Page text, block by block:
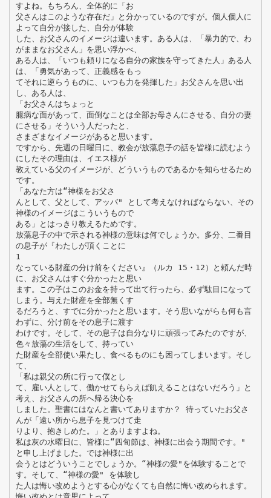
すよね。もちろん、全体的に「お
父さんはこのような存在だ」と分かっているのですが。個人個人に
よって自分が接した、自分が体験
した、お父さんのイメージは違います。ある人は、「暴力的で、わ
がままなお父さん」を思い浮かべ、
ある人は、「いつも頼りになる自分の家族を守ってきた人」ある人
は、「勇気があって、正義感をもっ
てそれに逆らうものに、いつも力を発揮した」お父さんを思い出
し、ある人は、
「お父さんはちょっと
臆病な面があって、面倒なことは全部お母さんにさせる、自分の妻
にさせる」そういう人だったと、
さまざまなイメージがあると思います。
ですから、先週の日曜日に、教会が放蕩息子の話を皆様に読むよう
にしたその理由は、イエス様が
教えている父のイメージが、どういうものであるかを知らせるため
です。
「あなた方は“神様をお父さ
んとして、父として、アッバ" として考えなければならない、その
神様のイメージはこういうもので
ある」とはっきり教えるためです。
放蕩息子の中で示される神様の意味は何でしょうか。多分、二番目
の息子が『わたしが頂くことに
1
なっている財産の分け前をください』（ルカ 15・12）と頼んだ時
に、お父さんはすぐ分かったと思い
ます。この子はこのお金を持って出て行ったら、必ず駄目になって
しまう。与えた財産を全部無くす
るだろうと、すでに分かったと思います。そう思いながらも何も言
わずに、分け前をその息子に渡す
わけです。そして、その息子は自分なりに頑張ってみたのですが、
色々放蕩の生活をして、持ってい
た財産を全部使い果たし、食べるものにも困ってしまいます。そし
て、
「私は親父の所に行って僕とし
て、雇い人として、働かせてもらえば飢えることはないだろう」と
考え、お父さんの所へ帰る決心を
しました。聖書にはなんと書いてありますか？ 待っていたお父さ
んが「遠い所から息子を見つけて走
りより、抱きしめた。」とありますよね。
私は灰の水曜日に、皆様に“四旬節は、神様に出会う期間です。"
と申し上げました。では神様に出
会うとはどういうことでしょうか。“神様の愛"を体験することで
す。そして、“神様の愛" を体験し
た人は悔い改めようとする心がなくても自然に悔い改められます。
悔い改めとは意思によって、